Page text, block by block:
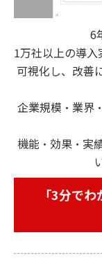
6
1万社以上の導
可視化し、改善
企業規模・業界
機能・効果・実
「3分で